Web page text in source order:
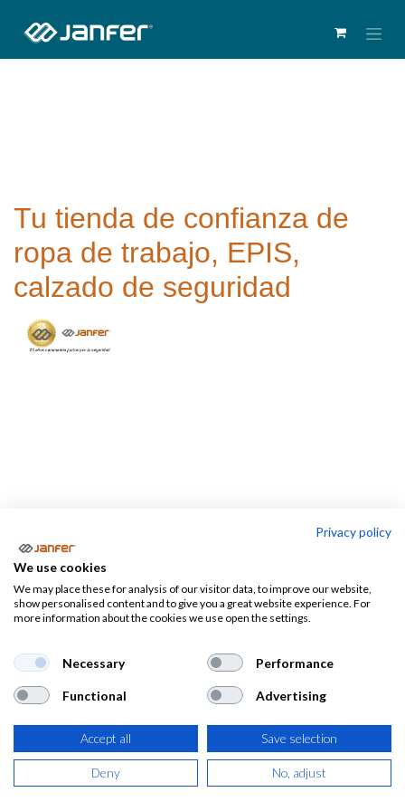
Tu tienda de confianza de
ropa de trabajo, EPIS,
calzado de seguridad
Ropa industrial
Pantalones Camisetas
Ropa de trabajo para
industria
ropa de trabajo industrial. Aquí encontrarás
Privacy policy
We use cookies
We may place these for analysis of our visitor data, to improve our website,
show personalised content and to give you a great website experience. For
more information about the cookies we use open the settings.
Necessary Performance
Functional Advertising
Accept all Save selection
Deny No, adjust